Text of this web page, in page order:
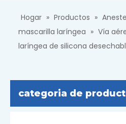
Hogar » Productos »
mascarilla laríngea » Vía
laríngea de silicona
categoria de